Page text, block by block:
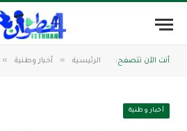
أنت الآن تتصفح: الرئيسية » أخبار وطنية »
أخبار وطنية